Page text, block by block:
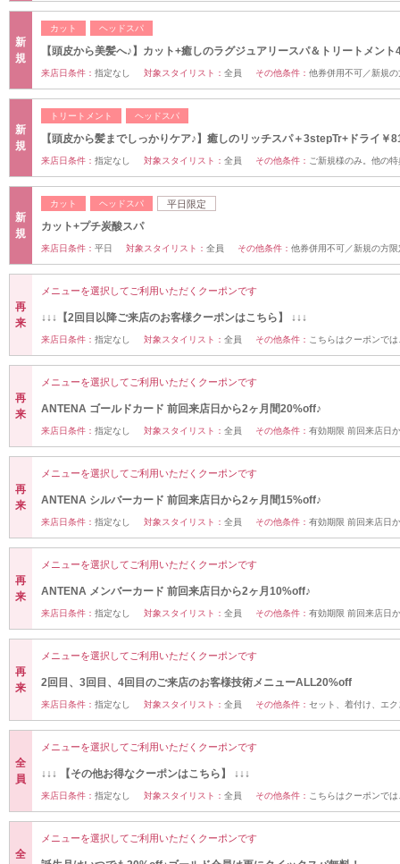
新
規
カット ヘッドスパ
【頭皮から美髪へ♪】カット+癒しのラグジュアリースパ＆トリートメント
来店日条件： 指定なし 対象スタイリスト： 全員 その他条件： 他券併用不可／新規の
新
規
トリートメント ヘッドスパ
【頭皮から髪までしっかりケア♪】癒しのリッチスパ＋3stepTr+ドライ￥
来店日条件： 指定なし 対象スタイリスト： 全員 その他条件： ご新規様のみ。他の
新
規
カット ヘッドスパ 平日限定
カット+プチ炭酸スパ
来店日条件： 平日 対象スタイリスト： 全員 その他条件： 他券併用不可／新規の方限
再
来
メニューを選択してご利用いただくクーポンです
↓↓↓【2回目以降ご来店のお客様クーポンはこちら】 ↓↓↓
来店日条件： 指定なし 対象スタイリスト： 全員 その他条件： こちらはクーポンで
再
来
メニューを選択してご利用いただくクーポンです
ANTENA ゴールドカード 前回来店日から2ヶ月間20%off♪
来店日条件： 指定なし 対象スタイリスト： 全員 その他条件： 有効期限 前回来店日
再
来
メニューを選択してご利用いただくクーポンです
ANTENA シルバーカード 前回来店日から2ヶ月間15%off♪
来店日条件： 指定なし 対象スタイリスト： 全員 その他条件： 有効期限 前回来店日
再
来
メニューを選択してご利用いただくクーポンです
ANTENA メンバーカード 前回来店日から2ヶ月10%off♪
来店日条件： 指定なし 対象スタイリスト： 全員 その他条件： 有効期限 前回来店日
再
来
メニューを選択してご利用いただくクーポンです
2回目、3回目、4回目のご来店のお客様技術メニューALL20%off
来店日条件： 指定なし 対象スタイリスト： 全員 その他条件： セット、着付け、エ
全
員
メニューを選択してご利用いただくクーポンです
↓↓↓ 【その他お得なクーポンはこちら】 ↓↓↓
来店日条件： 指定なし 対象スタイリスト： 全員 その他条件： こちらはクーポンで
全
メニューを選択してご利用いただくクーポンです